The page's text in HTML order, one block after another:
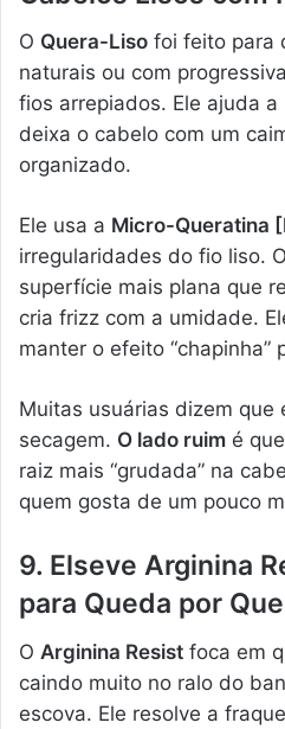
O Quera-Liso foi feito para
naturais ou com
fios arrepiados. Ele ajuda
deixa o cabelo com um
organizado.
Ele usa a Micro-Queratina
irregularidades do fio liso.
superfície mais plana que
cria frizz com a umidade.
manter o efeito “chapinha”
Muitas usuárias dizem que
secagem. O lado ruim é
raiz mais “grudada” na
quem gosta de um pouco
9. Elseve Arginina
para Queda por
O Arginina Resist foca em
caindo muito no ralo do
escova. Ele resolve a